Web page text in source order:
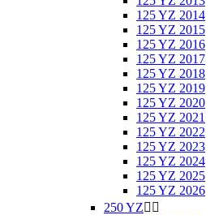
125 YZ 2014
125 YZ 2015
125 YZ 2016
125 YZ 2017
125 YZ 2018
125 YZ 2019
125 YZ 2020
125 YZ 2021
125 YZ 2022
125 YZ 2023
125 YZ 2024
125 YZ 2025
125 YZ 2026
250 YZ 